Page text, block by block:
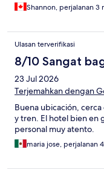
Shannon, perjalanan 3
Ulasan terverifikasi
8/10 Sangat
23 Jul 2026
Terjemahkan dengan
Buena ubicación,
y tren. El hotel bien en
personal muy atento.
maria jose, perjalanan